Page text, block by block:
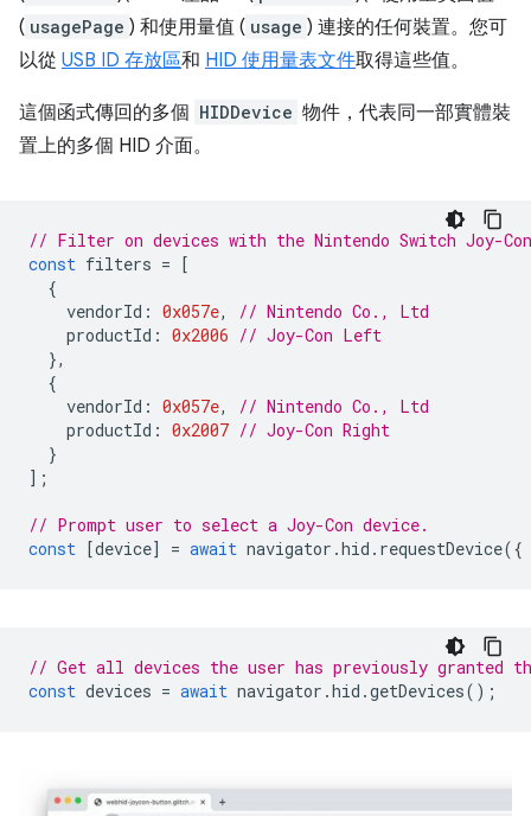
( usagePage ) 和使用量值 ( usage ) 連接的任何裝置。您可
以從 USB ID 存放區和 HID 使用量表文件取得這些值。
這個函式傳回的多個 HIDDevice 物件，代表同一部實體裝
置上的多個 HID 介面。
// Filter on devices with the Nintendo Switch Joy-Con
const filters = [
{
vendorId : 0x057e,
// Nintendo Co., Ltd
productId : 0x2006 // Joy-Con Left
},
{
vendorId : 0x057e,
// Nintendo Co., Ltd
productId : 0x2007 // Joy-Con Right
}
];
// Prompt user to select a Joy-Con device.
const [device] = await navigator .hid . requestDevice({
// Get all devices the user has previously granted
const devices = await navigator .hid .getDevices();